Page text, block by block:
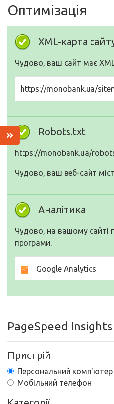
Оптимізація
XML-карта
Чудово, ваш сайт має
https://monobank.ua/
Robots.txt
https://monobank.ua/
Чудово, ваш веб-сайт
Аналітика
Чудово, на вашому сайті
програми.
Google Analytics
PageSpeed Insights
Пристрій
Персональний комп'ютер
Мобільний телефон